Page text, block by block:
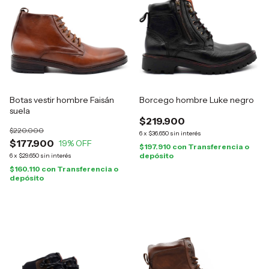
Botas vestir hombre Faisán
suela
$177.900
$220.000
19% OFF
6x $29.650 sin interés
$160.110 con Transferencia o
depósito
Borcego hombre Luke negro
$219.900
6x $36.650 sin interés
$197.910 con Transferencia o
depósito